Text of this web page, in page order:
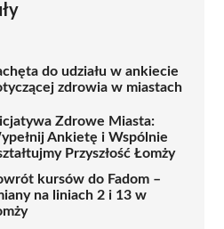
do udziału w ankiecie
zdrowia w miastach
Zdrowe Miasta:
Ankietę i Wspólnie
Przyszłość Łomży
kursów do Fadom –
na liniach 2 i 13 w